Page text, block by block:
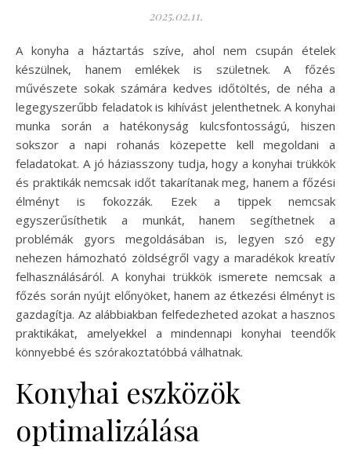
2025.02.11.
A konyha a háztartás szíve, ahol nem csupán ételek
készülnek, hanem emlékek is születnek. A főzés
művészete sokak számára kedves időtöltés, de néha a
legegyszerűbb feladatok is kihívást jelenthetnek. A konyhai
munka során a hatékonyság kulcsfontosságú, hiszen
sokszor a napi rohanás közepette kell megoldani a
feladatokat. A jó háziasszony tudja, hogy a konyhai trükkök
és praktikák nemcsak időt takarítanak meg, hanem a főzési
élményt is fokozzák. Ezek a tippek nemcsak
egyszerűsíthetik a munkát, hanem segíthetnek a
problémák gyors megoldásában is, legyen szó egy
nehezen hámozható zöldségről vagy a maradékok kreatív
felhasználásáról. A konyhai trükkök ismerete nemcsak a
főzés során nyújt előnyöket, hanem az étkezési élményt is
gazdagítja. Az alábbiakban felfedezheted azokat a hasznos
praktikákat, amelyekkel a mindennapi konyhai teendők
könnyebbé és szórakoztatóbbá válhatnak.
Konyhai eszközök
optimalizálása